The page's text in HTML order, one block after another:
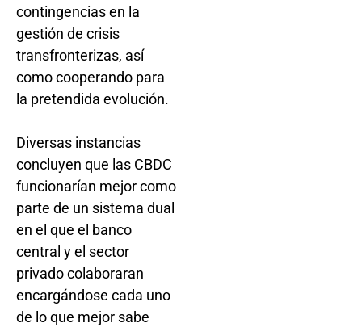
contingencias en la
gestión de crisis
transfronterizas, así
como cooperando para
la pretendida evolución.
Diversas instancias
concluyen que las CBDC
funcionarían mejor como
parte de un sistema dual
en el que el banco
central y el sector
privado colaboraran
encargándose cada uno
de lo que mejor sabe